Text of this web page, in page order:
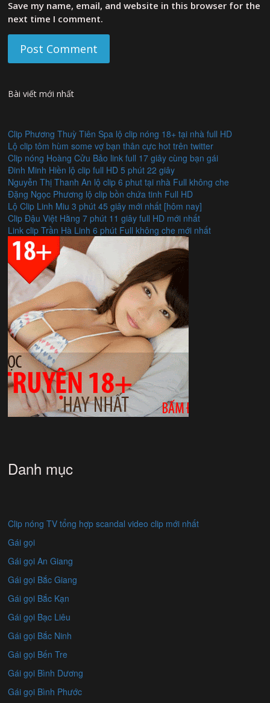
Save my name, email, and website in this browser for the
next time I comment.
Bài viết mới nhất
Clip Phương Thuỳ Tiên Spa lộ clip nóng 18+ tại nhà full HD
Lộ clip tôm hùm some vợ bạn thân cực hot trên twitter
Clip nóng Hoàng Cửu Bảo link full 17 giây cùng bạn gái
Đinh Minh Hiền lộ clip full HD 5 phút 22 giây
Nguyễn Thị Thanh An lộ clip 6 phut tại nhà Full không che
Đặng Ngọc Phương lộ clip bồn chứa tinh Full HD
Lộ Clip Linh Miu 3 phút 45 giây mới nhất [hôm nay]
Clip Đậu Việt Hằng 7 phút 11 giây full HD mới nhất
Link clip Trần Hà Linh 6 phút Full không che mới nhất
Danh mục
Clip nóng TV tổng hợp scandal video clip mới nhất
Gái gọi
Gái gọi An Giang
Gái gọi Bắc Giang
Gái gọi Bắc Kạn
Gái gọi Bạc Liêu
Gái gọi Bắc Ninh
Gái gọi Bến Tre
Gái gọi Bình Dương
Gái gọi Bình Phước